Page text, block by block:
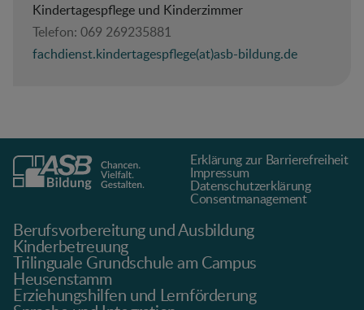
Kindertagespflege und Kinderzimmer
Telefon: 069 269235881
fachdienst.kindertagespflege(at)asb-bildung.de
Erklärung zur Barrierefreiheit
Impressum
Datenschutz­erklärung
Consentmanagement
Berufsvorbereitung und Ausbildung
Kinderbetreuung
Trilinguale Grundschule am Campus
Heusenstamm
Erziehungshilfen und Lernförderung